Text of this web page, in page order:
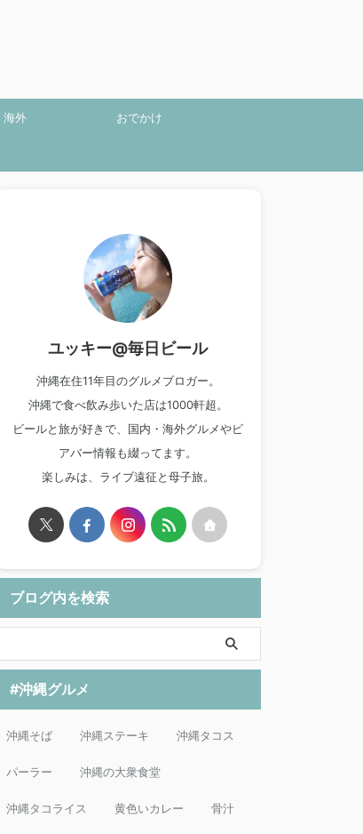
海外 おでかけ
ユッキー@毎日ビール
沖縄在住11年目のグルメブロガー。
沖縄で食べ飲み歩いた店は1000軒超。
ビールと旅が好きで、国内・海外グルメやビ
アバー情報も綴ってます。
楽しみは、ライブ遠征と母子旅。
ブログ内を検索
#沖縄グルメ
沖縄そば 沖縄ステーキ 沖縄タコス
パーラー 沖縄の大衆食堂
沖縄タコライス 黄色いカレー 骨汁